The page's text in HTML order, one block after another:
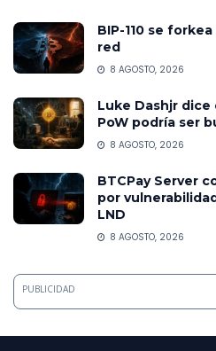
BIP-110 se
red
8 AGOSTO, 2026
Luke Dashjr
PoW podría ser
8 AGOSTO, 2026
BTCPay Server
por
LND
8 AGOSTO, 2026
PUBLICIDAD